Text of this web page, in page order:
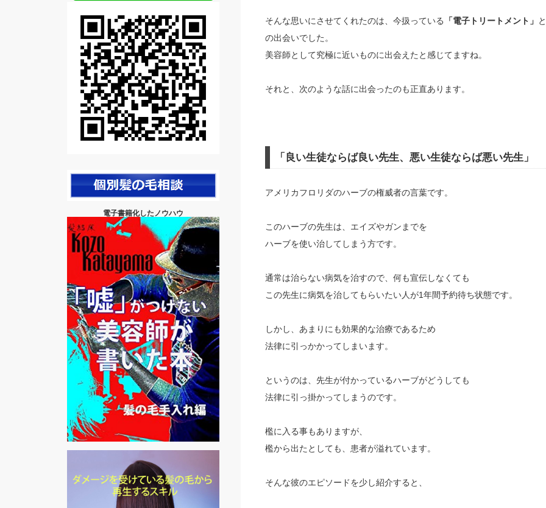
そんな思いにさせてくれたのは、今扱っている 「電子トリートメント」 と
の出会いでした。
美容師として究極に近いものに出会えたと感じてますね。
それと、次のような話に出会ったのも正直あります。
「良い生徒ならば良い先生、悪い生徒ならば悪い先生」
アメリカフロリダのハーブの権威者の言葉です。
このハーブの先生は、エイズやガンまでを
ハーブを使い治してしまう方です。
通常は治らない病気を治すので、何も宣伝しなくても
この先生に病気を治してもらいたい人が1年間予約待ち状態です。
しかし、あまりにも効果的な治療であるため
法律に引っかかってしまいます。
というのは、先生が付かっているハーブがどうしても
法律に引っ掛かってしまうのです。
檻に入る事もありますが、
檻から出たとしても、患者が溢れています。
そんな彼のエピソードを少し紹介すると、
電子書籍化したノウハウ